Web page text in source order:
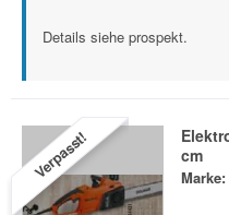
Details siehe prospekt.
Verpasst!
cm
Marke: